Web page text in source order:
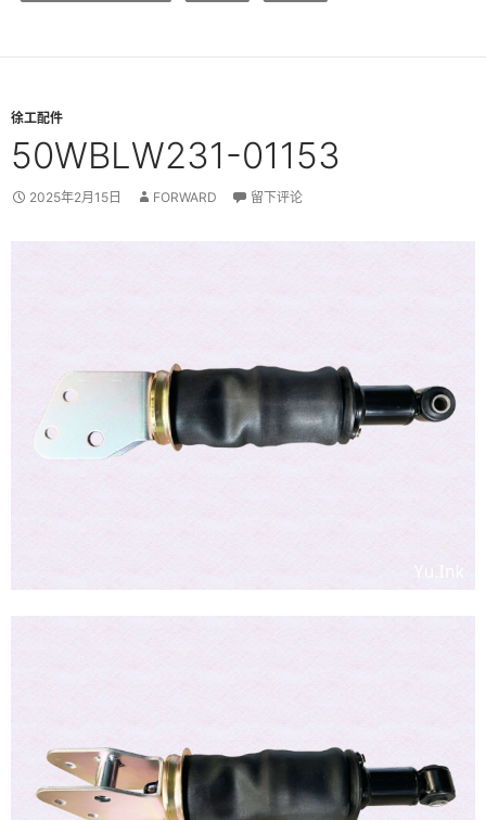
徐工配件
50WBLW231-01153
2025年2月15日 FORWARD 留下评论